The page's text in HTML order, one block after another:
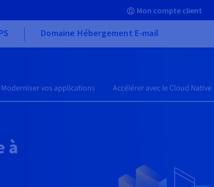
Mon compte client
Domaine Hébergement E-mail
Moderniser vos applications Accélérer avec le Cloud Native
à